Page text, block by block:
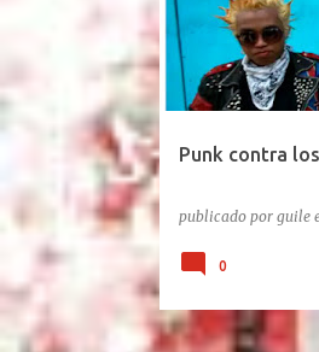
Punk contra
publicado por guile
0